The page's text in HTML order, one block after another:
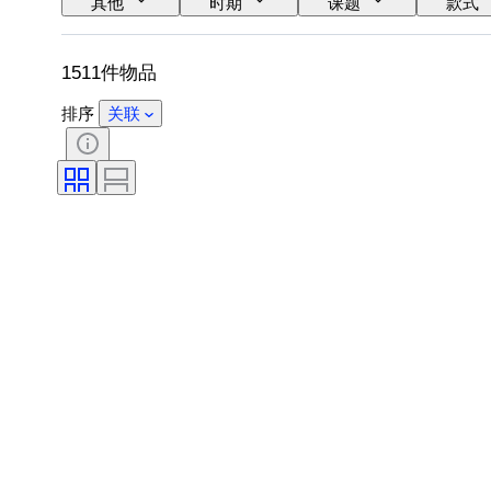
原创作品／复制品
1511件物品
排序 关联